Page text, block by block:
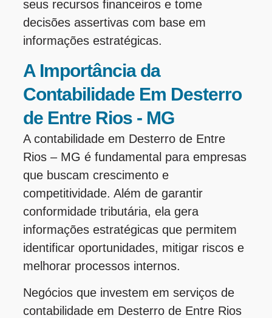
seus recursos financeiros e tome
decisões assertivas com base em
informações estratégicas.
A Importância da
Contabilidade Em Desterro
de Entre Rios - MG
A contabilidade em Desterro de Entre
Rios – MG é fundamental para empresas
que buscam crescimento e
competitividade. Além de garantir
conformidade tributária, ela gera
informações estratégicas que permitem
identificar oportunidades, mitigar riscos e
melhorar processos internos.
Negócios que investem em serviços de
contabilidade em Desterro de Entre Rios